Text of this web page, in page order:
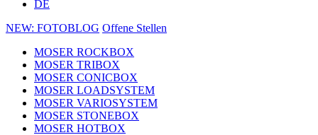
DE
NEW: FOTOBLOG Offene Stellen
MOSER ROCKBOX
MOSER TRIBOX
MOSER CONICBOX
MOSER LOADSYSTEM
MOSER VARIOSYSTEM
MOSER STONEBOX
MOSER HOTBOX